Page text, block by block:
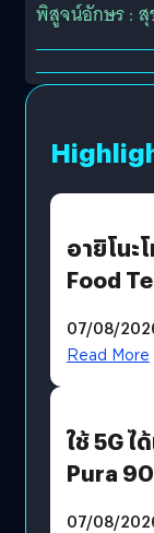
พิสูจน์อักษร : สุ
อายิโนะ
Food
บริโภคแ
07/08/
Read More
ใช้ 5G
Pura
07/08/